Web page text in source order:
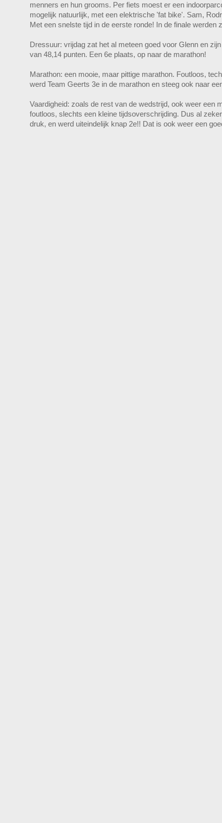
menners en hun grooms. Per fiets moest er een
mogelijk natuurlijk, met een elektrische 'fat bike'. Sam,
Met een snelste tijd in de eerste ronde! In de finale werden
Dressuur: vrijdag zat het al meteen goed voor Glenn en
van 48,14 punten. Een 6e plaats, op naar de marathon!
Marathon: een mooie, maar pittige marathon. Foutloos,
werd Team Geerts 3e in de marathon en steeg ook naar
Vaardigheid: zoals de rest van de wedstrijd, ook weer een
foutloos, slechts een kleine tijdsoverschrijding. Dus al
druk, en werd uiteindelijk knap 2e!! Dat is ook weer een